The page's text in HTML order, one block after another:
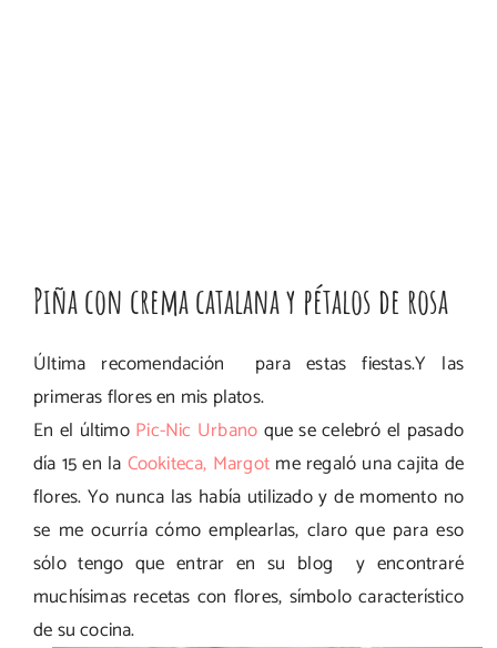
Piña con crema catalana y pétalos de rosa
Última recomendación para estas fiestas.Y las
primeras flores en mis platos.
En el último Pic-Nic Urbano que se celebró el pasado
día 15 en la Cookiteca, Margot me regaló una cajita de
flores. Yo nunca las había utilizado y de momento no
se me ocurría cómo emplearlas, claro que para eso
sólo tengo que entrar en su blog y encontraré
muchísimas recetas con flores, símbolo característico
de su cocina.